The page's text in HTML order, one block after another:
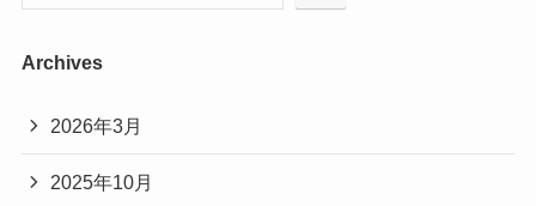
Archives
2026年3月
2025年10月